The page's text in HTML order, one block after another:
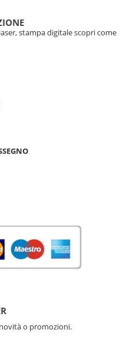
stampa digitale scopri come
o promozioni.